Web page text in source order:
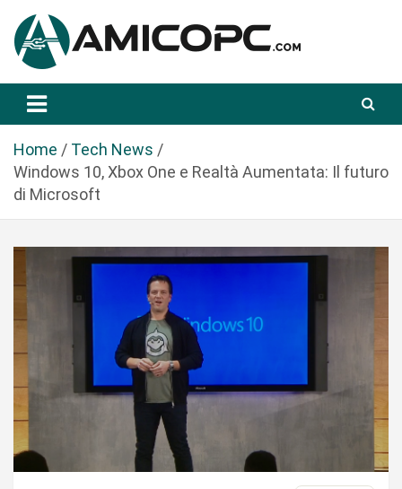
a
Amicopc.com
Home
Tech News
Windows 10, Xbox One e Realtà Aumentata: Il futuro
di Microsoft